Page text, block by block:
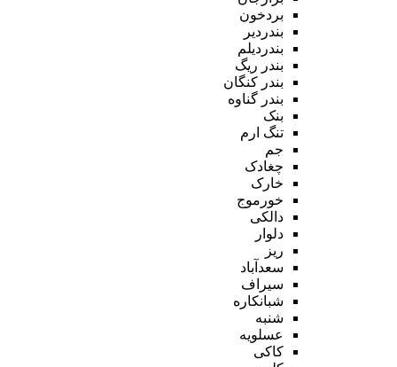
بردخون
بندردیر
بندردیلم
بندر ریگ
بندر کنگان
بندر گناوه
بنک
تنگ ارم
جم
چغادک
خارک
خورموج
دالکی
دلوار
ریز
سعدآباد
سیراف
شبانکاره
شنبه
عسلویه
کاکی